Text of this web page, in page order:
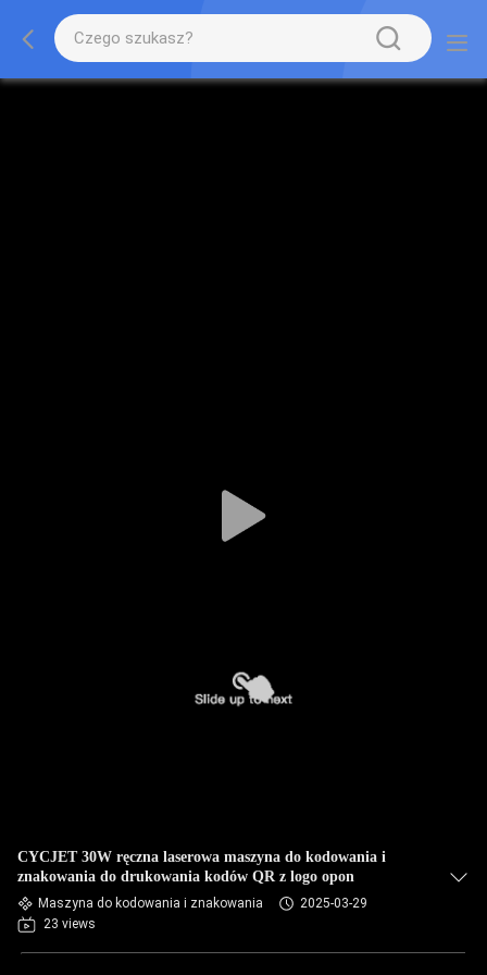
CYCJET 30W ręczna laserowa maszyna do kodowania i
znakowania do drukowania kodów QR z logo opon
Maszyna do kodowania i znakowania
2025-03-29
23 views